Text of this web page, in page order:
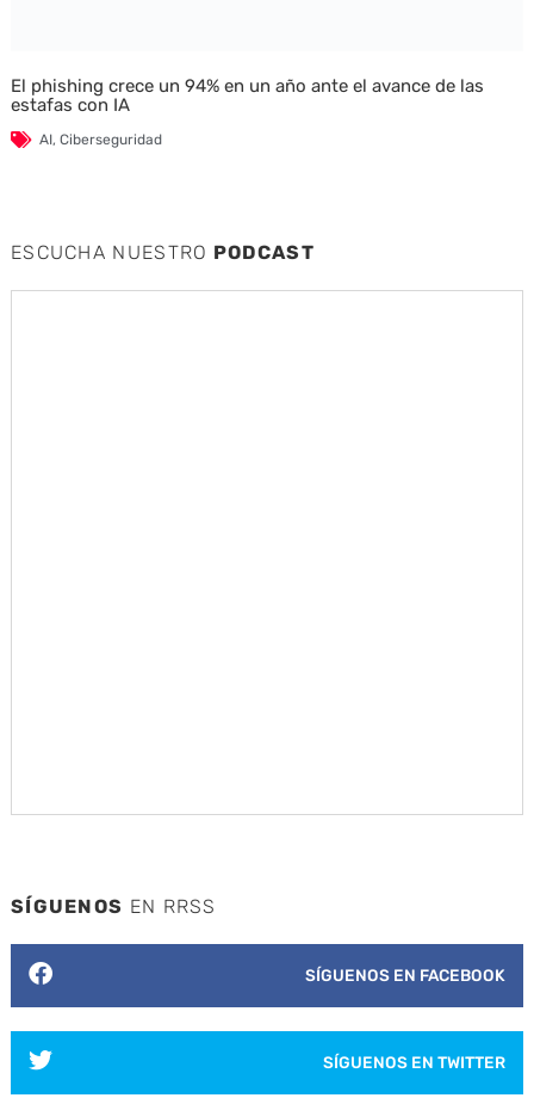
El phishing crece un 94% en un año ante el avance de las
estafas con IA
AI, Ciberseguridad
ESCUCHA NUESTRO PODCAST
SÍGUENOS EN RRSS
SÍGUENOS EN FACEBOOK
SÍGUENOS EN TWITTER